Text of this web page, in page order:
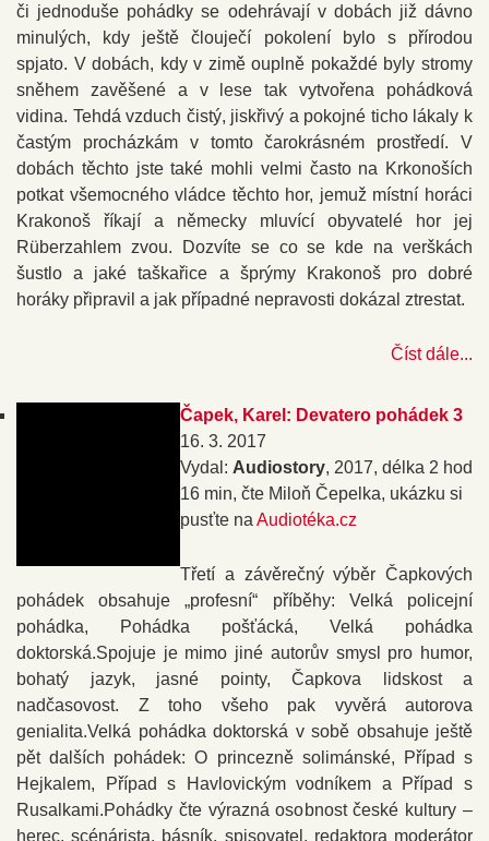
či jednoduše pohádky se odehrávají v dobách již dávno
minulých, kdy ještě člouječí pokolení bylo s přírodou
spjato. V dobách, kdy v zimě ouplně pokaždé byly stromy
sněhem zavěšené a v lese tak vytvořena pohádková
vidina. Tehdá vzduch čistý, jiskřivý a pokojné ticho lákaly k
častým procházkám v tomto čarokrásném prostředí. V
dobách těchto jste také mohli velmi často na Krkonoších
potkat všemocného vládce těchto hor, jemuž místní horáci
Krakonoš říkají a německy mluvící obyvatelé hor jej
Rüberzahlem zvou. Dozvíte se co se kde na verškách
šustlo a jaké taškařice a šprýmy Krakonoš pro dobré
horáky připravil a jak případné nepravosti dokázal ztrestat.
Číst dále...
Čapek, Karel: Devatero pohádek 3
16. 3. 2017
Vydal: Audiostory, 2017, délka 2 hod
16 min, čte Miloň Čepelka, ukázku si
pusťte na Audiotéka.cz
Třetí a závěrečný výběr Čapkových
pohádek obsahuje „profesní“ příběhy: Velká policejní
pohádka, Pohádka pošťácká, Velká pohádka
doktorská.Spojuje je mimo jiné autorův smysl pro humor,
bohatý jazyk, jasné pointy, Čapkova lidskost a
nadčasovost. Z toho všeho pak vyvěrá autorova
genialita.Velká pohádka doktorská v sobě obsahuje ještě
pět dalších pohádek: O princezně solimánské, Případ s
Hejkalem, Případ s Havlovickým vodníkem a Případ s
Rusalkami.Pohádky čte výrazná osobnost české kultury –
herec, scénárista, básník, spisovatel, redaktora moderátor